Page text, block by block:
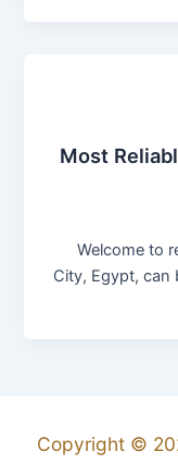
Most
Welcome to
City, Egypt, can
Copyright ©